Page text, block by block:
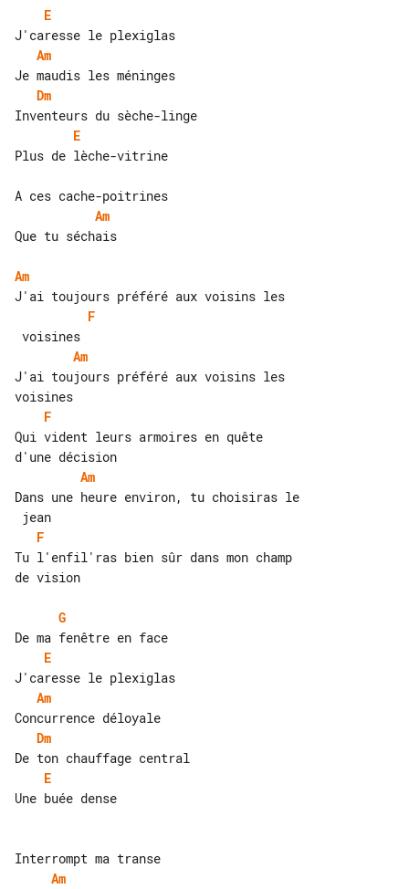
E
Am
Dm
E
Plus de lèche-vitrine
Am
Que tu séchais
Am
F
Am
J'ai toujours préféré aux voisins les
F
Qui vident leurs armoires en quête
Am
Dans une heure environ, tu choisiras le
F
Tu l'enfil'ras bien sûr dans mon champ
de vision
G
E
Am
Dm
E
Une buée dense
Am